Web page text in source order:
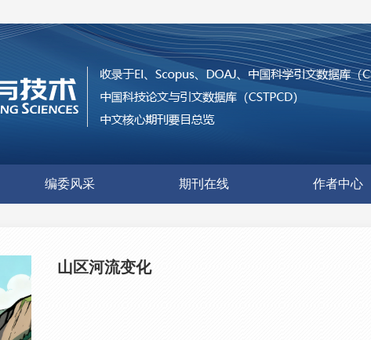
编委风采 期刊在线 作者中心
山区河流变化